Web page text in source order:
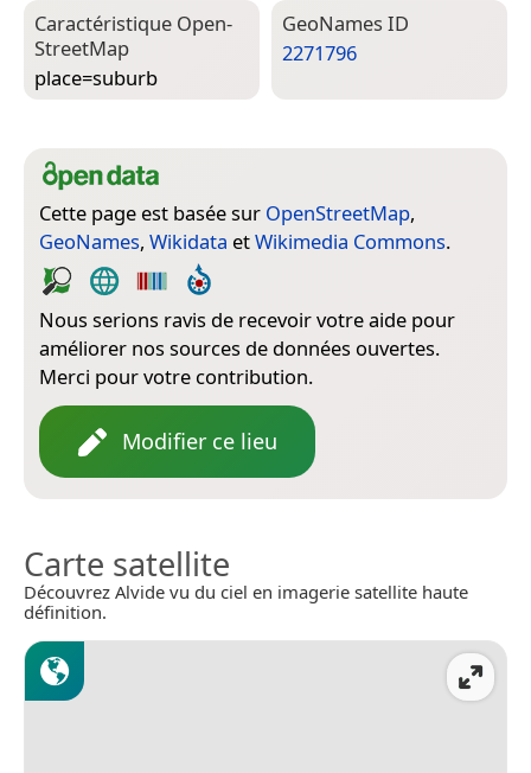
Caractéristique Open­
Street­Map
place=­suburb
Geo­Names ID
2271796
Cette page est basée sur OpenStreetMap,
GeoNames, Wikidata etWikimedia Commons.
Nous serions ravis de recevoir votre aide pour
améliorer nos sources de données ouvertes.
Merci pour votre contribution.
Modifier ce lieu
Carte satellite
Découvrez Alvide vu du ciel en imagerie satellite haute
définition.